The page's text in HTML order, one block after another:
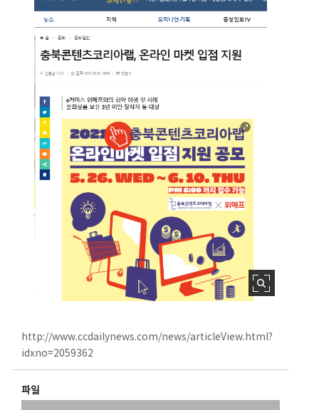
http://www.ccdailynews.com/news/articleView.html?
idxno=2059362
파일